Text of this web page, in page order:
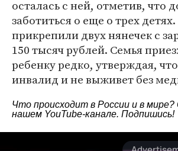
осталась с ней, отметив, что
заботиться о еще о трех
прикрепили двух нянечек с
150 тысяч рублей. Семья
ребенку редко, утверждая,
инвалид и не выживет без
Что происходит в России и в мире?
нашем YouTube-канале. Подпишись!